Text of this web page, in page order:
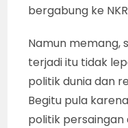
bergabung ke
Namun memang,
terjadi itu tidak
politik dunia dan
Begitu pula
politik persaingan